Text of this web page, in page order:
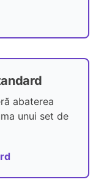
abaterea
unui set de